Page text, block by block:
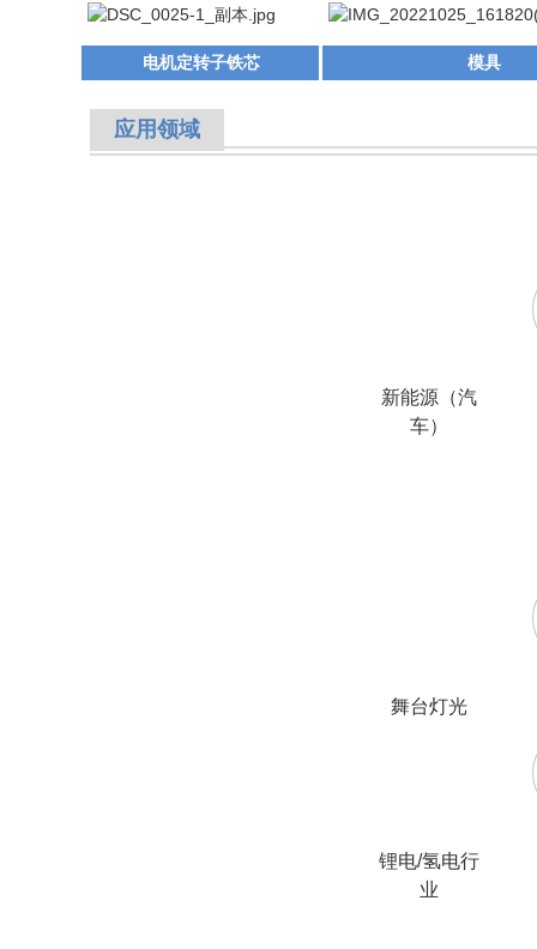
电机定转子铁芯 模具
应用领域
新能源（汽
车）
舞台灯光
锂电/氢电行
业